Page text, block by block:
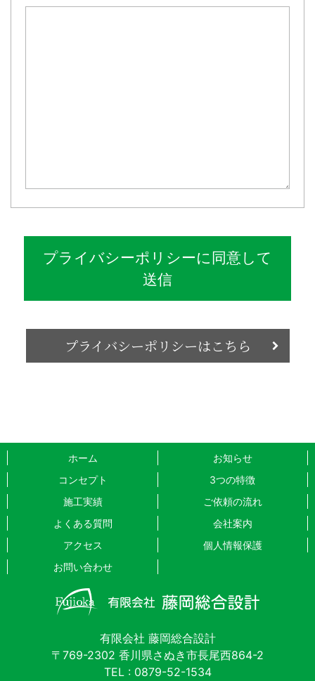
プライバシーポリシーに同意して
送信
プライバシーポリシーはこちら
ホーム
お知らせ
コンセプト
3つの特徴
施工実績
ご依頼の流れ
よくある質問
会社案内
アクセス
個人情報保護
お問い合わせ
有限会社 藤岡総合設計
〒769-2302 香川県さぬき市長尾西864-2
TEL : 0879-52-1534